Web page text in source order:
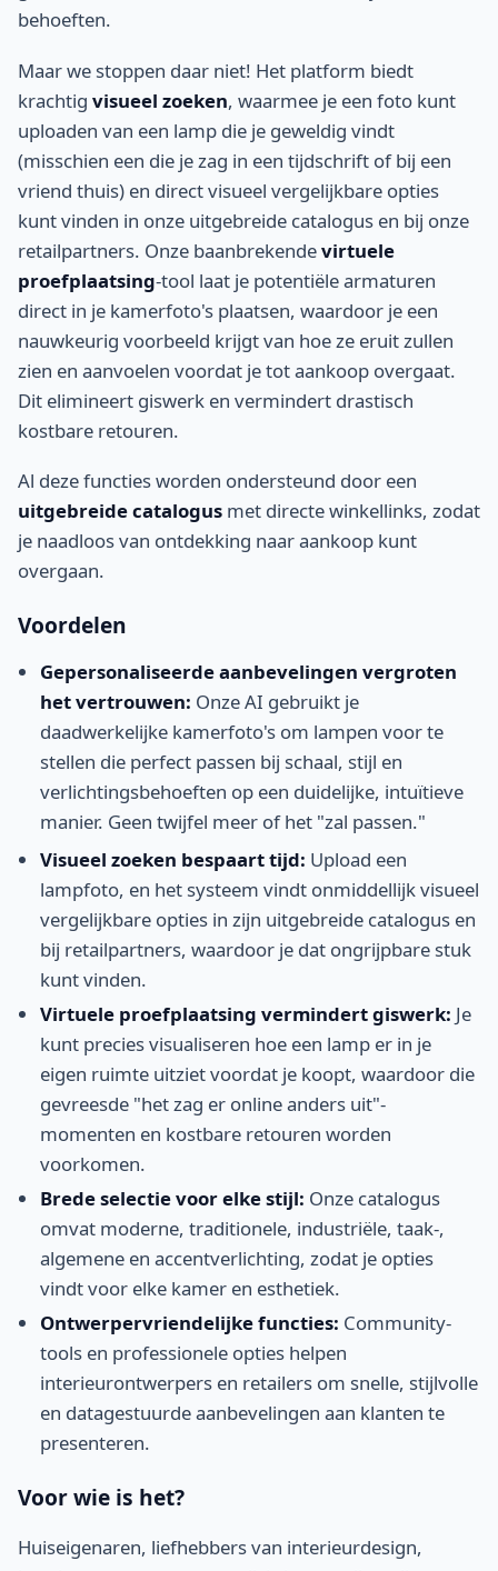
behoeften.
Maar we stoppen daar niet! Het platform biedt
krachtig visueel zoeken, waarmee je een foto kunt
uploaden van een lamp die je geweldig vindt
(misschien een die je zag in een tijdschrift of bij een
vriend thuis) en direct visueel vergelijkbare opties
kunt vinden in onze uitgebreide catalogus en bij onze
retailpartners. Onze baanbrekendevirtuele
proefplaatsing-tool laat je potentiële armaturen
direct in je kamerfoto's plaatsen, waardoor je een
nauwkeurig voorbeeld krijgt van hoe ze eruit zullen
zien en aanvoelen voordat je tot aankoop overgaat.
Dit elimineert giswerk en vermindert drastisch
kostbare retouren.
Al deze functies worden ondersteund door een
uitgebreide catalogus met directe winkellinks, zodat
je naadloos van ontdekking naar aankoop kunt
overgaan.
Voordelen
Gepersonaliseerde aanbevelingen vergroten
het vertrouwen: Onze AI gebruikt je
daadwerkelijke kamerfoto's om lampen voor te
stellen die perfect passen bij schaal, stijl en
verlichtingsbehoeften op een duidelijke, intuïtieve
manier. Geen twijfel meer of het "zal passen."
Visueel zoeken bespaart tijd: Upload een
lampfoto, en het systeem vindt onmiddellijk visueel
vergelijkbare opties in zijn uitgebreide catalogus en
bij retailpartners, waardoor je dat ongrijpbare stuk
kunt vinden.
Virtuele proefplaatsing vermindert giswerk: Je
kunt precies visualiseren hoe een lamp er in je
eigen ruimte uitziet voordat je koopt, waardoor die
gevreesde "het zag er online anders uit"-
momenten en kostbare retouren worden
voorkomen.
Brede selectie voor elke stijl: Onze catalogus
omvat moderne, traditionele, industriële, taak-,
algemene en accentverlichting, zodat je opties
vindt voor elke kamer en esthetiek.
Ontwerpervriendelijke functies: Community-
tools en professionele opties helpen
interieurontwerpers en retailers om snelle, stijlvolle
en datagestuurde aanbevelingen aan klanten te
presenteren.
Voor wie is het?
Huiseigenaren, liefhebbers van interieurdesign,